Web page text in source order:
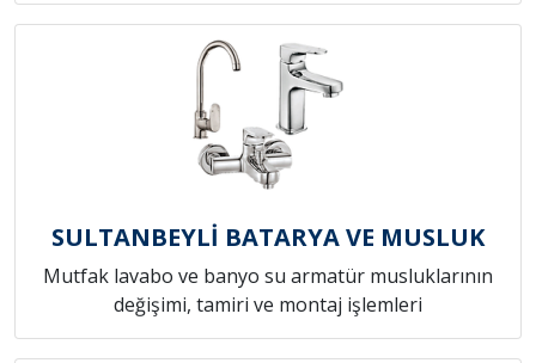
SULTANBEYLİ BATARYA VE MUSLUK
Mutfak lavabo ve banyo su armatür musluklarının
değişimi, tamiri ve montaj işlemleri